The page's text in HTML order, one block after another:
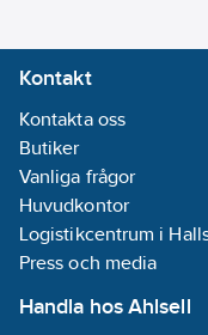
Kontakt
Kontakta oss
Butiker
Vanliga frågor
Huvudkontor
Logistikcentrum i
Press och media
Handla hos Ahlsell